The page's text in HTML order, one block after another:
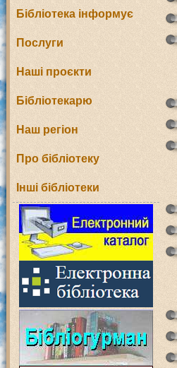
Бібліотека інформує
Послуги
Наші проєкти
Бібліотекарю
Наш регіон
Про бібліотеку
Інші бібліотеки